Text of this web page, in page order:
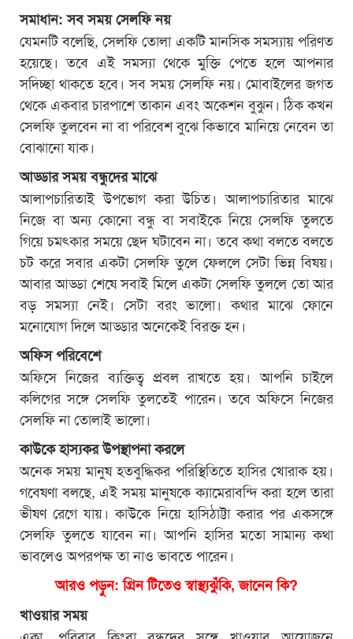
সমাধান: সব সময় সেলফি নয়
যেমনটি বলেছি, সেলফি তোলা একটি মানসিক সমস্যায় পরিণত
হয়েছে। তবে এই সমস্যা থেকে মুক্তি পেতে হলে আপনার
সদিচ্ছা থাকতে হবে। সব সময় সেলফি নয়। মোবাইলের জগত
থেকে একবার চারপাশে তাকান এবং অকেশন বুঝুন। ঠিক কখন
সেলফি তুলবেন না বা পরিবেশ বুঝে কিভাবে মানিয়ে নেবেন তা
বোঝানো যাক।
আড্ডার সময় বন্ধুদের মাঝে
আলাপচারিতাই উপভোগ করা উচিত। আলাপচারিতার মাঝে
নিজে বা অন্য কোনো বন্ধু বা সবাইকে নিয়ে সেলফি তুলতে
গিয়ে চমৎকার সময়ে ছেদ ঘটাবেন না। তবে কথা বলতে বলতে
চট করে সবার একটা সেলফি তুলে ফেললে সেটা ভিন্ন বিষয়।
আবার আড্ডা শেষে সবাই মিলে একটা সেলফি তুললে তো আর
বড় সমস্যা নেই। সেটা বরং ভালো। কথার মাঝে ফোনে
মনোযোগ দিলে আড্ডার অনেকেই বিরক্ত হন।
অফিস পরিবেশে
অফিসে নিজের ব্যক্তিত্ব প্রবল রাখতে হয়। আপনি চাইলে
কলিগের সঙ্গে সেলফি তুলতেই পারেন। তবে অফিসে নিজের
সেলফি না তোলাই ভালো।
কাউকে হাস্যকর উপস্থাপনা করলে
অনেক সময় মানুষ হতবুদ্ধিকর পরিস্থিতিতে হাসির খোরাক হয়।
গবেষণা বলছে, এই সময় মানুষকে ক্যামেরাবন্দি করা হলে তারা
ভীষণ রেগে যায়। কাউকে নিয়ে হাসিঠাট্টা করার পর একসঙ্গে
সেলফি তুলতে যাবেন না। আপনি হাসির মতো সামান্য কথা
ভাবলেও অপরপক্ষ তা নাও ভাবতে পারেন।
আরও পড়ুন: গ্রিন টিতেও স্বাস্থ্যঝুঁকি, জানেন কি?
খাওয়ার সময়